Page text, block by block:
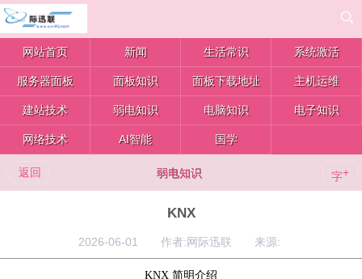
网站首页 新闻 生活常识 系统激活
服务器面板 面板知识 面板下载地址 主机运维
建站技术 弱电知识 电脑知识 电子知识
网络技术 AI智能 国学
返回 弱电知识 字+
KNX
2026-06-01 作者:网际迅联 来源:
KNX 简明介绍